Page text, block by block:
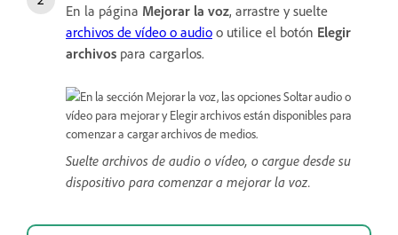
En la página Mejorar la voz, arrastre y suelte
archivos de vídeo o audio o utilice el botón Elegir
archivos para cargarlos.
Suelte archivos de audio o vídeo, o cargue desde su
dispositivo para comenzar a mejorar la voz.